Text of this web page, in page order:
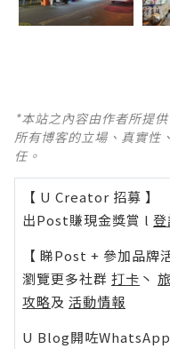
*本站之內容由作者所提
所有博客的立場、真實性
任。
【 U Creator 招募 】
出Post賺現金獎賞 l 登
【 睇Post + 參加品牌
瀏覽更多社群 打卡 丶
攻略及 活動情報
U Blog開咗WhatsApp